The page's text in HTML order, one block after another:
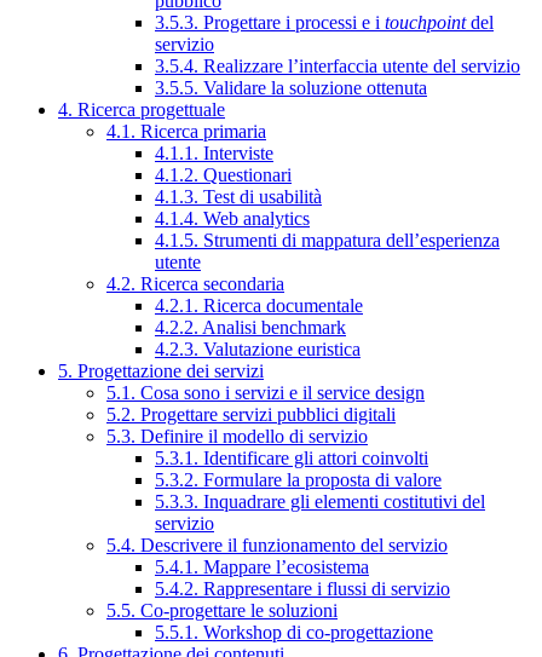
3.5.3. Progettare i processi e i touchpointdel
servizio
3.5.4. Realizzare l’interfaccia utente del servizio
3.5.5. Validare la soluzione ottenuta
4. Ricerca progettuale
4.1. Ricerca primaria
4.1.1. Interviste
4.1.2. Questionari
4.1.3. Test di usabilità
4.1.4. Web analytics
4.1.5. Strumenti di mappatura dell’esperienza
utente
4.2. Ricerca secondaria
4.2.1. Ricerca documentale
4.2.2. Analisi benchmark
4.2.3. Valutazione euristica
5. Progettazione dei servizi
5.1. Cosa sono i servizi e il service design
5.2. Progettare servizi pubblici digitali
5.3. Definire il modello di servizio
5.3.1. Identificare gli attori coinvolti
5.3.2. Formulare la proposta di valore
5.3.3. Inquadrare gli elementi costitutivi del
servizio
5.4. Descrivere il funzionamento del servizio
5.4.1. Mappare l’ecosistema
5.4.2. Rappresentare i flussi di servizio
5.5. Co-progettare le soluzioni
5.5.1. Workshop di co-progettazione